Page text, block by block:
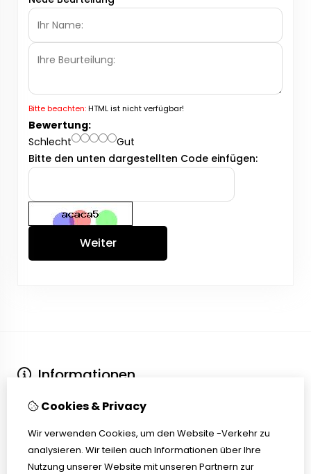
Bitte beachten:HTML ist nicht verfügbar!
Bewertung:
Schlecht
Gut
Bitte den unten dargestellten Code einfügen:
Weiter
Informationen
Kontakt
Nachfrist / Widerrufsrecht
Allgemeine Bedingungen und Konditionen
Cookies & Privacy
Wir verwenden Cookies, um den Website -Verkehr zu
analysieren. Wir teilen auch Informationen über Ihre
Nutzung unserer Website mit unseren Partnern zur